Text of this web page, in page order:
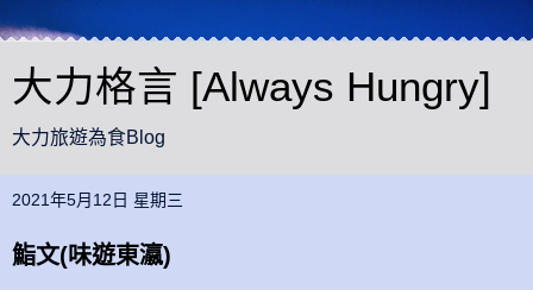
大力格言 [Always Hungry]
大力旅遊為食Blog
2021年5月12日 星期三
鮨文(味遊東瀛)